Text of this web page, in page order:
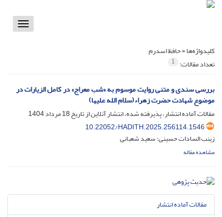
Toggle
کلیدواژه‌ها =حافظ اسدرم
تعداد مقالات: 1
بررسی سندی و متنی روایت موسوم به «شب معراج» در کامل الزیارات در
موضوع شهادت حضرت زهراء(سلام الله علیها)
مقالات آماده انتشار، پذیرفته شده، انتشار آنلاین از تاریخ18 مرداد 1404
10.22052/HADITH.2025.256114.1546
زینب السادات حسینی؛ سعید شعبانی
مشاهده مقاله
مقالات آماده انتشار